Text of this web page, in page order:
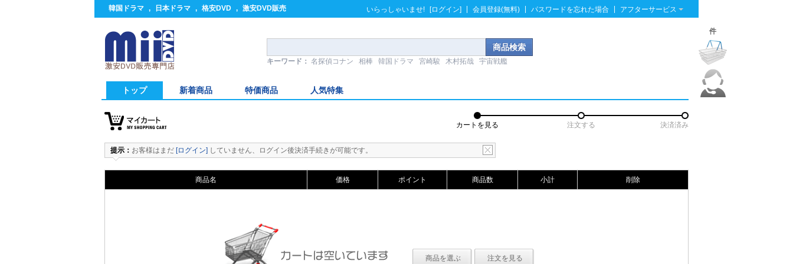
韓国ドラマ , 日本ドラマ , 格安DVD , 激安DVD販売 いらっしゃいませ! [ログイン] 会員登録(無料) パスワードを忘れた場合 アフターサービス
キーワード： 名探偵コナン 相棒 韓国ドラマ 宮崎駿 木村拓哉 宇宙戦艦
トップ 新着商品 特価商品 人気特集
件
カートを見る 注文する 決済済み
提示： お客様はまだ [ログイン] していません、ログイン後決済手続きが可能です。
商品名 価格 ポイント 商品数 小計 削除
商品を選ぶ 注文を見る